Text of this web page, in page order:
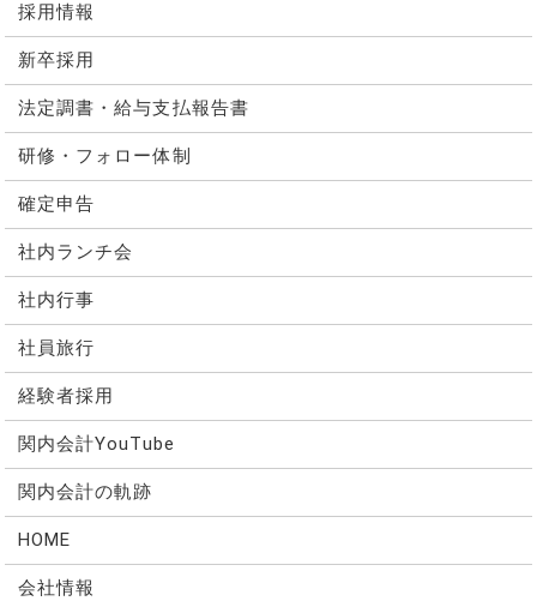
採用情報
新卒採用
法定調書・給与支払報告書
研修・フォロー体制
確定申告
社内ランチ会
社内行事
社員旅行
経験者採用
関内会計YouTube
関内会計の軌跡
HOME
会社情報